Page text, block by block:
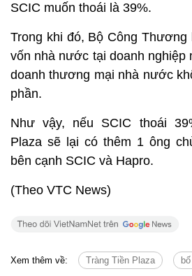
SCIC muốn thoái là 39%.
Trong khi đó, Bộ Công Thương
vốn nhà nước tại doanh nghiệp
doanh thương mại nhà nước
phần.
Như vậy, nếu SCIC thoái
Plaza sẽ lại có thêm 1 ông
bên cạnh SCIC và Hapro.
(Theo VTC News)
Xem thêm về: Tràng Tiền Plaza